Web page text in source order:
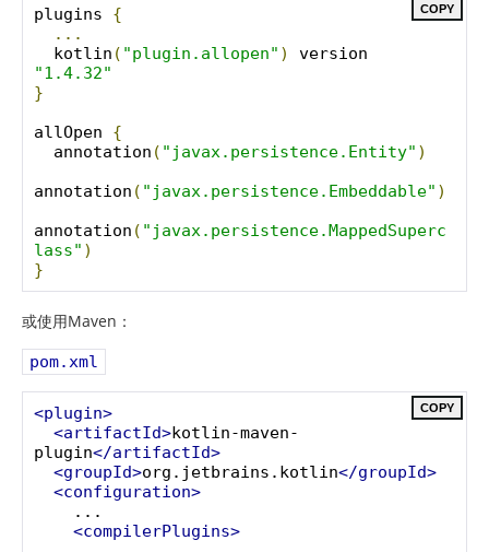
plugins {
...
  kotlin
( "plugin.allopen" )
"1.4.32"
}
allOpen {
  annotation
( "javax.persistence.Entity" )
annotation ( "javax.persistence.Embeddable" )
annotation ( "javax.persistence.MappedSuperc
lass" )
}
COPY
或使用Maven：
pom.xml
<plugin>
<artifactId>kotlin-maven-
plugin</artifactId>
<groupId>org.jetbrains.kotlin</groupId>
<configuration>
<compilerPlugins>
COPY